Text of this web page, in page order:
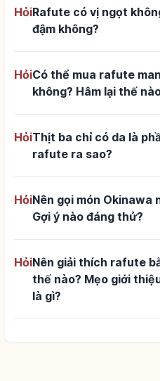
HỏiRafute có vị ngọt
đậm không?
HỏiCó thể mua rafute
không? Hâm lại thế
HỏiThịt ba chỉ có da là
rafute ra sao?
HỏiNên gọi món Okinawa
Gợi ý nào đáng thử?
HỏiNên giải thích rafute
thế nào? Mẹo giới
là gì?